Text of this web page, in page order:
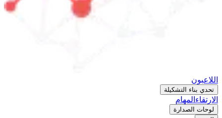
اللاعبون
تحدي بناء التشكيلة
الارتقاء المهام
لوحات الصدارة